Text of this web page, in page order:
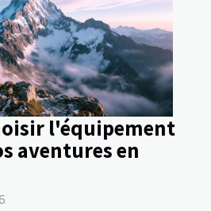
l'équipement
aventures en